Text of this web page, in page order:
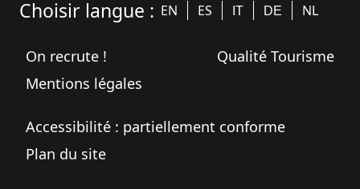
Choisir langue : EN ES IT DE NL
On recrute !
Qualité Tourisme
Mentions légales
Accessibilité : partiellement conforme
Plan du site